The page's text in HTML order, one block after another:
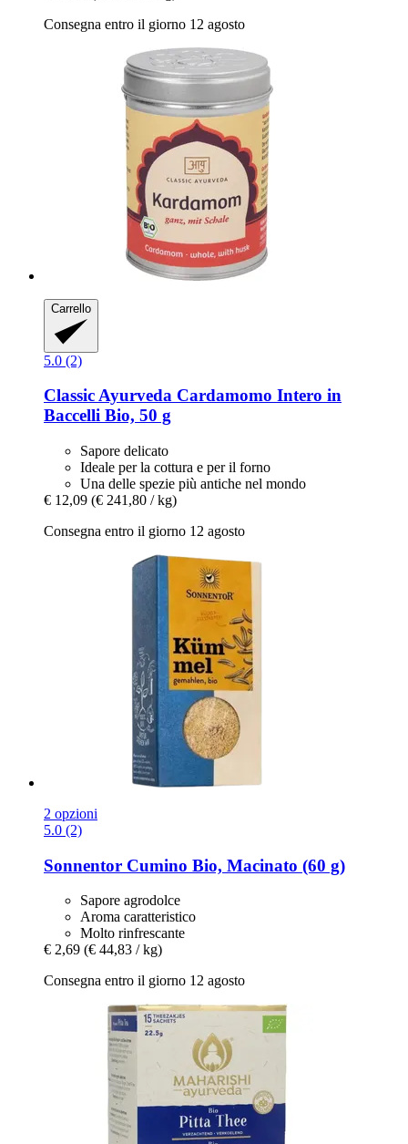
Consegna entro il giorno 12 agosto
Carrello
5.0 (2)
Classic Ayurveda Cardamomo Intero in
Baccelli Bio, 50 g
Sapore delicato
Ideale per la cottura e per il forno
Una delle spezie più antiche nel mondo
€ 12,09 (€ 241,80 / kg)
Consegna entro il giorno 12 agosto
2 opzioni
5.0 (2)
Sonnentor Cumino Bio, Macinato (60 g)
Sapore agrodolce
Aroma caratteristico
Molto rinfrescante
€ 2,69 (€ 44,83 / kg)
Consegna entro il giorno 12 agosto